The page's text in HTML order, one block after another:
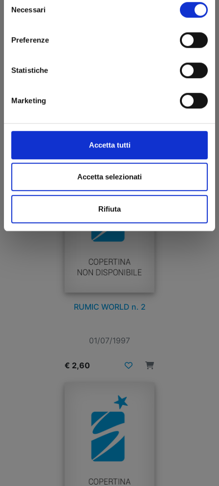
delNecessari
Preferenze
Statistiche
Marketing
Accetta tutti
Accetta selezionati
Rifiuta
01/08/1997
€ 2,60
RUMIC WORLD n. 2
01/07/1997
€ 2,60